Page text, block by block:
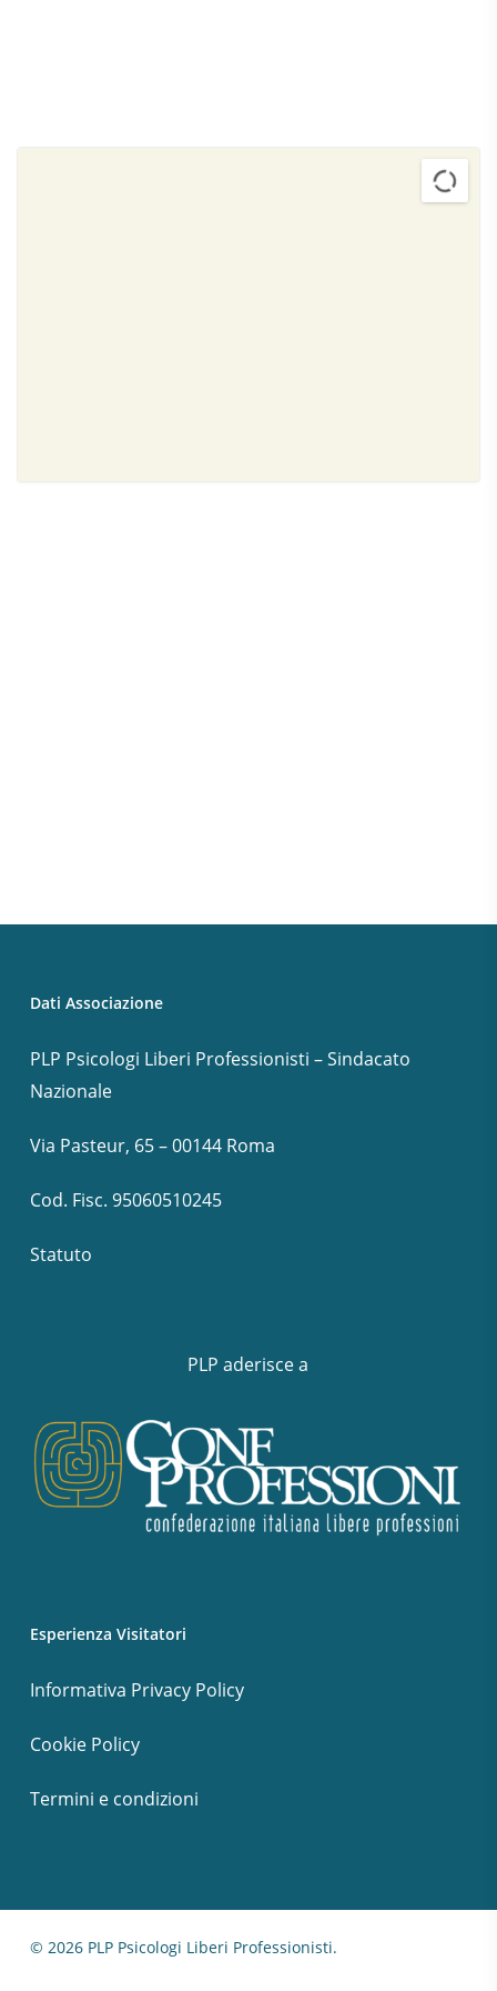
Dati Associazione
PLP Psicologi Liberi Professionisti – Sindacato
Nazionale
Via Pasteur, 65 – 00144 Roma
Cod. Fisc. 95060510245
Statuto
PLP aderisce a
Esperienza Visitatori
Informativa Privacy Policy
Cookie Policy
Termini e condizioni
© 2026 PLP Psicologi Liberi Professionisti.